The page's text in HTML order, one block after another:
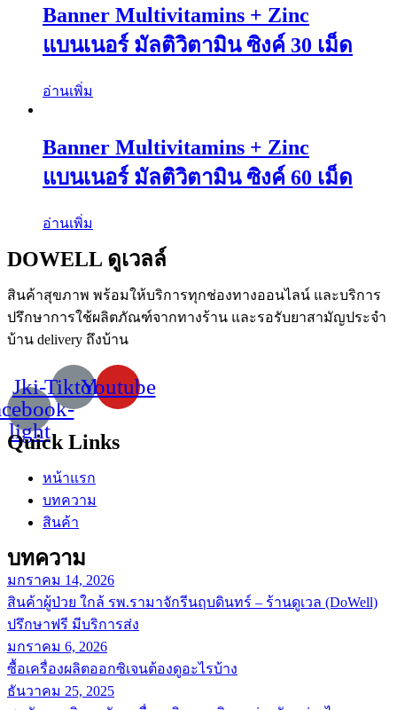
Banner Multivitamins + Zinc
แบนเนอร์ มัลติวิตามิน ซิงค์ 30 เม็ด
อ่านเพิ่ม
Banner Multivitamins + Zinc
แบนเนอร์ มัลติวิตามิน ซิงค์ 60 เม็ด
อ่านเพิ่ม
DOWELL ดูเวลล์
สินค้าสุขภาพ พร้อมให้บริการทุกช่องทางออนไลน์ และบริการ
ปรึกษาการใช้ผลิตภัณฑ์จากทางร้าน และรอรับยาสามัญประจำ
บ้าน delivery ถึงบ้าน
Jki-
light
TiktokYoutube
Quick Links
หน้าแรก
บทความ
สินค้า
บทความ
มกราคม 14, 2026
สินค้าผู้ป่วย ใกล้ รพ.รามาจักรีนฤบดินทร์ – ร้านดูเวล (DoWell)
ปรึกษาฟรี มีบริการส่ง
มกราคม 6, 2026
ซื้อเครื่องผลิตออกซิเจนต้องดูอะไรบ้าง
ธันวาคม 25, 2025